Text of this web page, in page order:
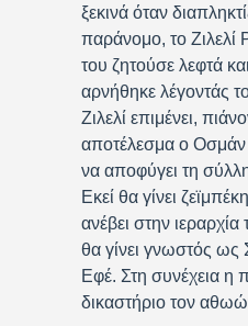
ξεκινά όταν
παράνομο, το Ζιλελί
του ζητούσε λεφτά
αρνήθηκε λέγοντάς
Ζιλελί επιμένει,
αποτέλεσμα ο Οσμάν
να αποφύγει τη
Εκεί θα γίνει
ανέβει στην
θα γίνει γνωστός
Εφέ. Στη συνέχεια η
δικαστήριο τον